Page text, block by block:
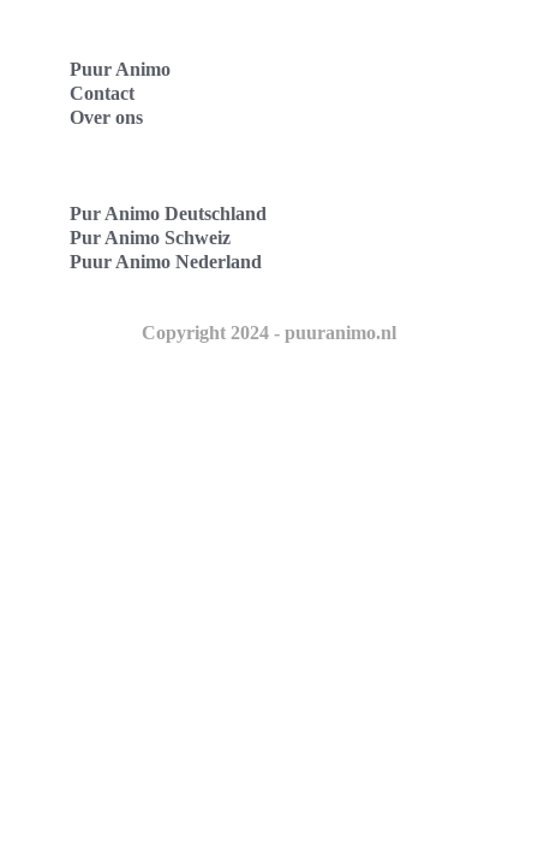
Puur Animo
Contact
Over ons
Pur Animo Deutschland
Pur Animo Schweiz
Puur Animo Nederland
Copyright 2024 - puuranimo.nl